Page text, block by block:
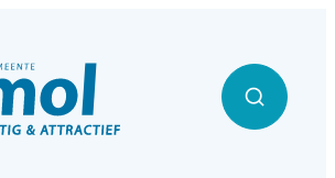
gemeentebestuur Mol
Zoek